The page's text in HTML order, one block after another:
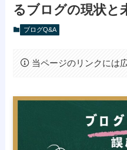
るブログの現状と
ブログQ&A
当ページのリンクには